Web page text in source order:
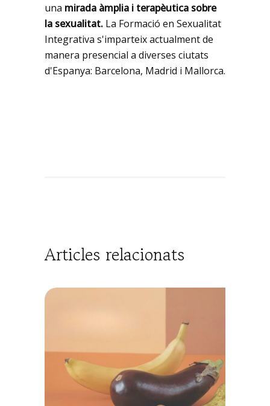
una mirada àmplia i terapèutica sobre
la sexualitat. La Formació en Sexualitat
Integrativa s'imparteix actualment de
manera presencial a diverses ciutats
d'Espanya: Barcelona, Madrid i Mallorca.
Articles relacionats